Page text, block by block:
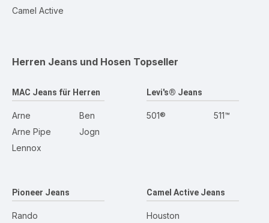
Camel Active
Herren Jeans und Hosen Topseller
MAC Jeans für Herren
Arne
Arne Pipe
Lennox
Ben
Jogn
Levi's® Jeans
501® 511™
Pioneer Jeans
Rando
Camel Active Jeans
Houston